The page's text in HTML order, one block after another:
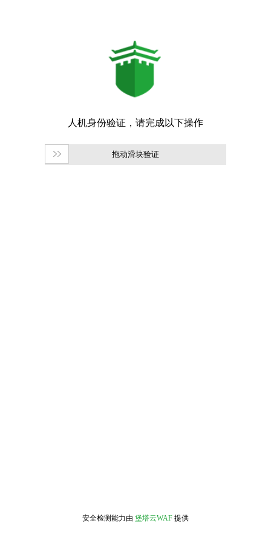
拖动滑块验证
安全检测能力由 堡塔云WAF 提供